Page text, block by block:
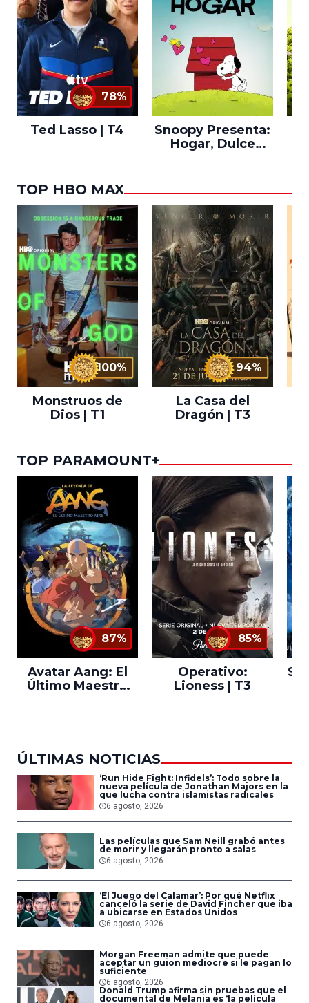
78%
Ted Lasso | T4
Snoopy Presenta:
Hogar, Dulce
TOP HBO MAX
100%
Monstruos de
Dios | T1
94%
La Casa del
Dragón | T3
TOP PARAMOUNT+
87%
Avatar Aang: El
Último Maestro
85%
Operativo:
Lioness | T3
ÚLTIMAS NOTICIAS
‘Run Hide Fight: Infidels’: Todo sobre la
nueva película de Jonathan Majors en la
que lucha contra islamistas radicales
6 agosto, 2026
Las películas que Sam Neill grabó antes
de morir y llegarán pronto a salas
6 agosto, 2026
‘El Juego del Calamar’: Por qué Netflix
canceló la serie de David Fincher que iba
a ubicarse en Estados Unidos
6 agosto, 2026
Morgan Freeman admite que puede
aceptar un guion mediocre si le pagan lo
suficiente
6 agosto, 2026
Donald Trump afirma sin pruebas que el
documental de Melania es ‘la película